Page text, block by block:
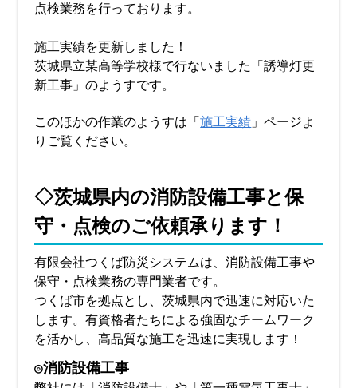
点検業務を行っております。
施工実績を更新しました！
茨城県立某高等学校様で行ないました「誘導灯更
新工事」のようすです。
このほかの作業のようすは「施工実績 」ページよ
りご覧ください。
◇茨城県内の消防設備工事と保
守・点検のご依頼承ります！
有限会社つくば防災システムは、消防設備工事や
保守・点検業務の専門業者です。
つくば市を拠点とし、茨城県内で迅速に対応いた
します。有資格者たちによる強固なチームワーク
を活かし、高品質な施工を迅速に実現します！
◎消防設備工事